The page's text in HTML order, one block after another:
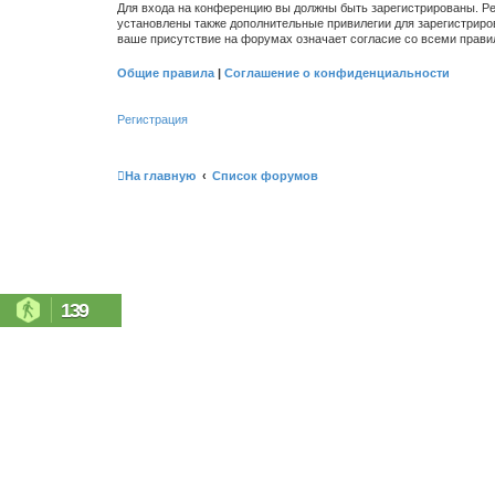
Для входа на конференцию вы должны быть зарегистрированы.
установлены также дополнительные привилегии для
ваше присутствие на форумах означает согласие со всеми
Общие правила | Соглашение о конфиденциальности
Регистрация
На главную Список форумов
139